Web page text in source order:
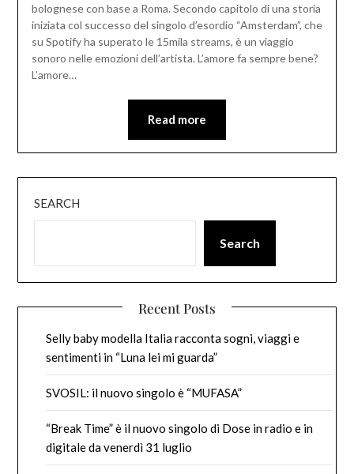
bolognese con base a Roma. Secondo capitolo di una storia
iniziata col successo del singolo d’esordio “Amsterdam”, che
su Spotify ha superato le 15mila streams, è un viaggio
sonoro nelle emozioni dell’artista. L’amore fa sempre bene?
L’amore…
Read more
SEARCH
Search
Recent Posts
Selly baby modella Italia racconta sogni, viaggi e
sentimenti in “Luna lei mi guarda”
SVOSIL: il nuovo singolo è “MUFASA”
“Break Time” è il nuovo singolo di Dose in radio e in
digitale da venerdì 31 luglio